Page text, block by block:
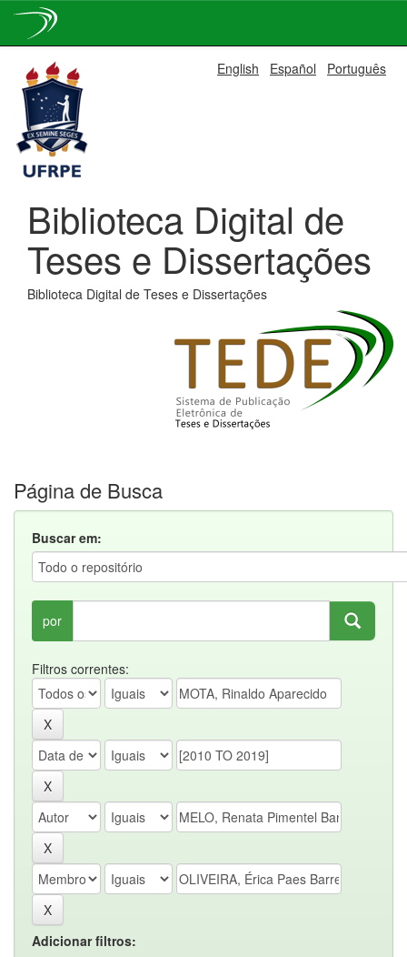
navigation
English Español Português
Biblioteca Digital de
Teses e Dissertações
Biblioteca Digital de Teses e Dissertações
Página de Busca
Buscar em:
por
Filtros correntes:
Adicionar filtros: